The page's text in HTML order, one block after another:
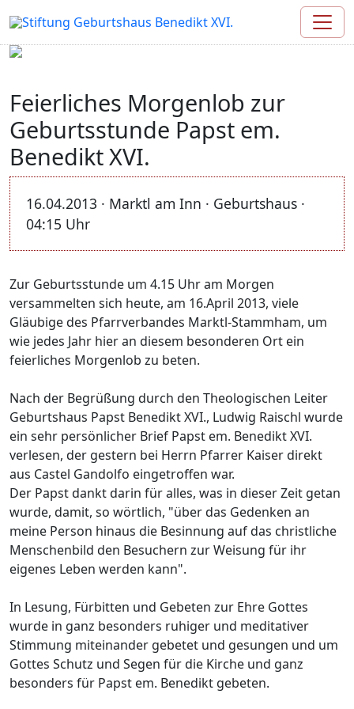
Feierliches Morgenlob zur
Geburtsstunde Papst em.
Benedikt XVI.
16.04.2013 · Marktl am Inn · Geburtshaus ·
04:15 Uhr
Zur Geburtsstunde um 4.15 Uhr am Morgen
versammelten sich heute, am 16.April 2013, viele
Gläubige des Pfarrverbandes Marktl-Stammham, um
wie jedes Jahr hier an diesem besonderen Ort ein
feierliches Morgenlob zu beten.
Nach der Begrüßung durch den Theologischen Leiter
Geburtshaus Papst Benedikt XVI., Ludwig Raischl wurde
ein sehr persönlicher Brief Papst em. Benedikt XVI.
verlesen, der gestern bei Herrn Pfarrer Kaiser direkt
aus Castel Gandolfo eingetroffen war.
Der Papst dankt darin für alles, was in dieser Zeit getan
wurde, damit, so wörtlich, "über das Gedenken an
meine Person hinaus die Besinnung auf das christliche
Menschenbild den Besuchern zur Weisung für ihr
eigenes Leben werden kann".
In Lesung, Fürbitten und Gebeten zur Ehre Gottes
wurde in ganz besonders ruhiger und meditativer
Stimmung miteinander gebetet und gesungen und um
Gottes Schutz und Segen für die Kirche und ganz
besonders für Papst em. Benedikt gebeten.